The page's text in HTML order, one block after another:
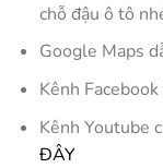
chỗ đậu ô tô
Google Maps
Kênh
Kênh Youtube
ĐÂY